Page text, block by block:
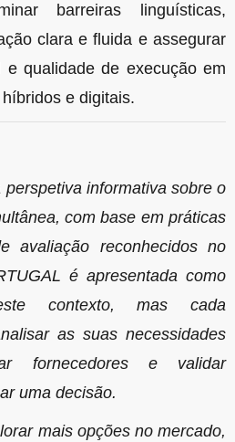
barreiras linguísticas,
clara e fluida e assegurar
e qualidade de execução em
e digitais.
informativa sobre o
com base em práticas
avaliação reconhecidos no
é apresentada como
contexto, mas cada
as suas necessidades
fornecedores e validar
uma decisão.
mais opções no mercado,